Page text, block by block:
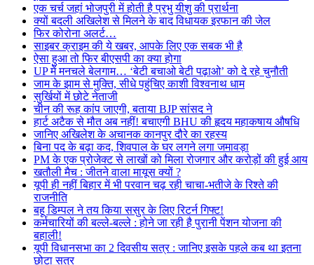
एक चर्च जहां भोजपुरी में होती है प्रभु यीशु की प्रार्थना
क्यों बदली अखिलेश से मिलने के बाद विधायक इरफान की जेल
फिर कोरोना अलर्ट…
साइबर क्राइम की ये खबर, आपके लिए एक सबक भी है
ऐसा हुआ तो फिर बीएसपी का क्या होगा
UP में मनचले बेलगाम… ‘बेटी बचाओ बेटी पढ़ाओ’ को दे रहे चुनौती
जाम के झाम से मुक्ति, सीधे पहुंचिए काशी विश्वनाथ धाम
सुर्खियों में छोटे नेताजी
चीन की रूह कांप जाएगी, बताया BJP सांसद ने
हार्ट अटैक से मौत अब नहीं! बचाएगी BHU की हृदय महाकषाय औषधि
जानिए अखिलेश के अचानक कानपुर दौरे का रहस्य
बिना पद के बढ़ा कद, शिवपाल के घर लगने लगा जमावड़ा
PM के एक प्रोजेक्ट से लाखों को मिला रोजगार और करोड़ों की हुई आय
खतौली मैच : जीतने वाला मायूस क्यों ?
यूपी ही नहीं बिहार में भी परवान चढ़ रही चाचा-भतीजे के रिश्ते की
राजनीति
बहू डिम्पल ने तय किया ससुर के लिए रिटर्न गिफ्ट!
कर्मचारियों की बल्ले-बल्ले : होने जा रही है पुरानी पेंशन योजना की
बहाली!
यूपी विधानसभा का 2 दिवसीय सत्र : जानिए इसके पहले कब था इतना
छोटा सत्र